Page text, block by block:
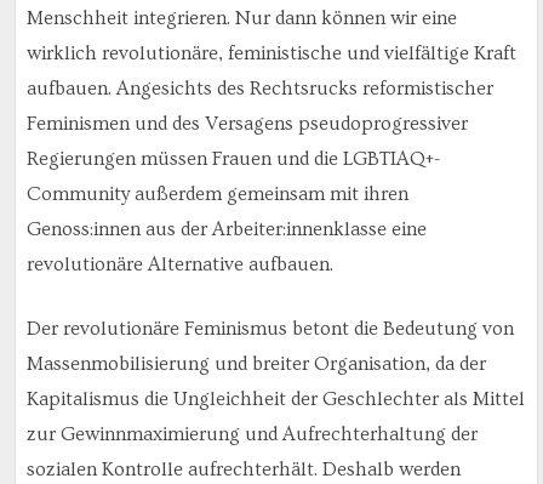
Menschheit integrieren. Nur dann können wir eine
wirklich revolutionäre, feministische und vielfältige Kraft
aufbauen. Angesichts des Rechtsrucks reformistischer
Feminismen und des Versagens pseudoprogressiver
Regierungen müssen Frauen und die LGBTIAQ+-
Community außerdem gemeinsam mit ihren
Genoss:innen aus der Arbeiter:innenklasse eine
revolutionäre Alternative aufbauen.
Der revolutionäre Feminismus betont die Bedeutung von
Massenmobilisierung und breiter Organisation, da der
Kapitalismus die Ungleichheit der Geschlechter als Mittel
zur Gewinnmaximierung und Aufrechterhaltung der
sozialen Kontrolle aufrechterhält. Deshalb werden